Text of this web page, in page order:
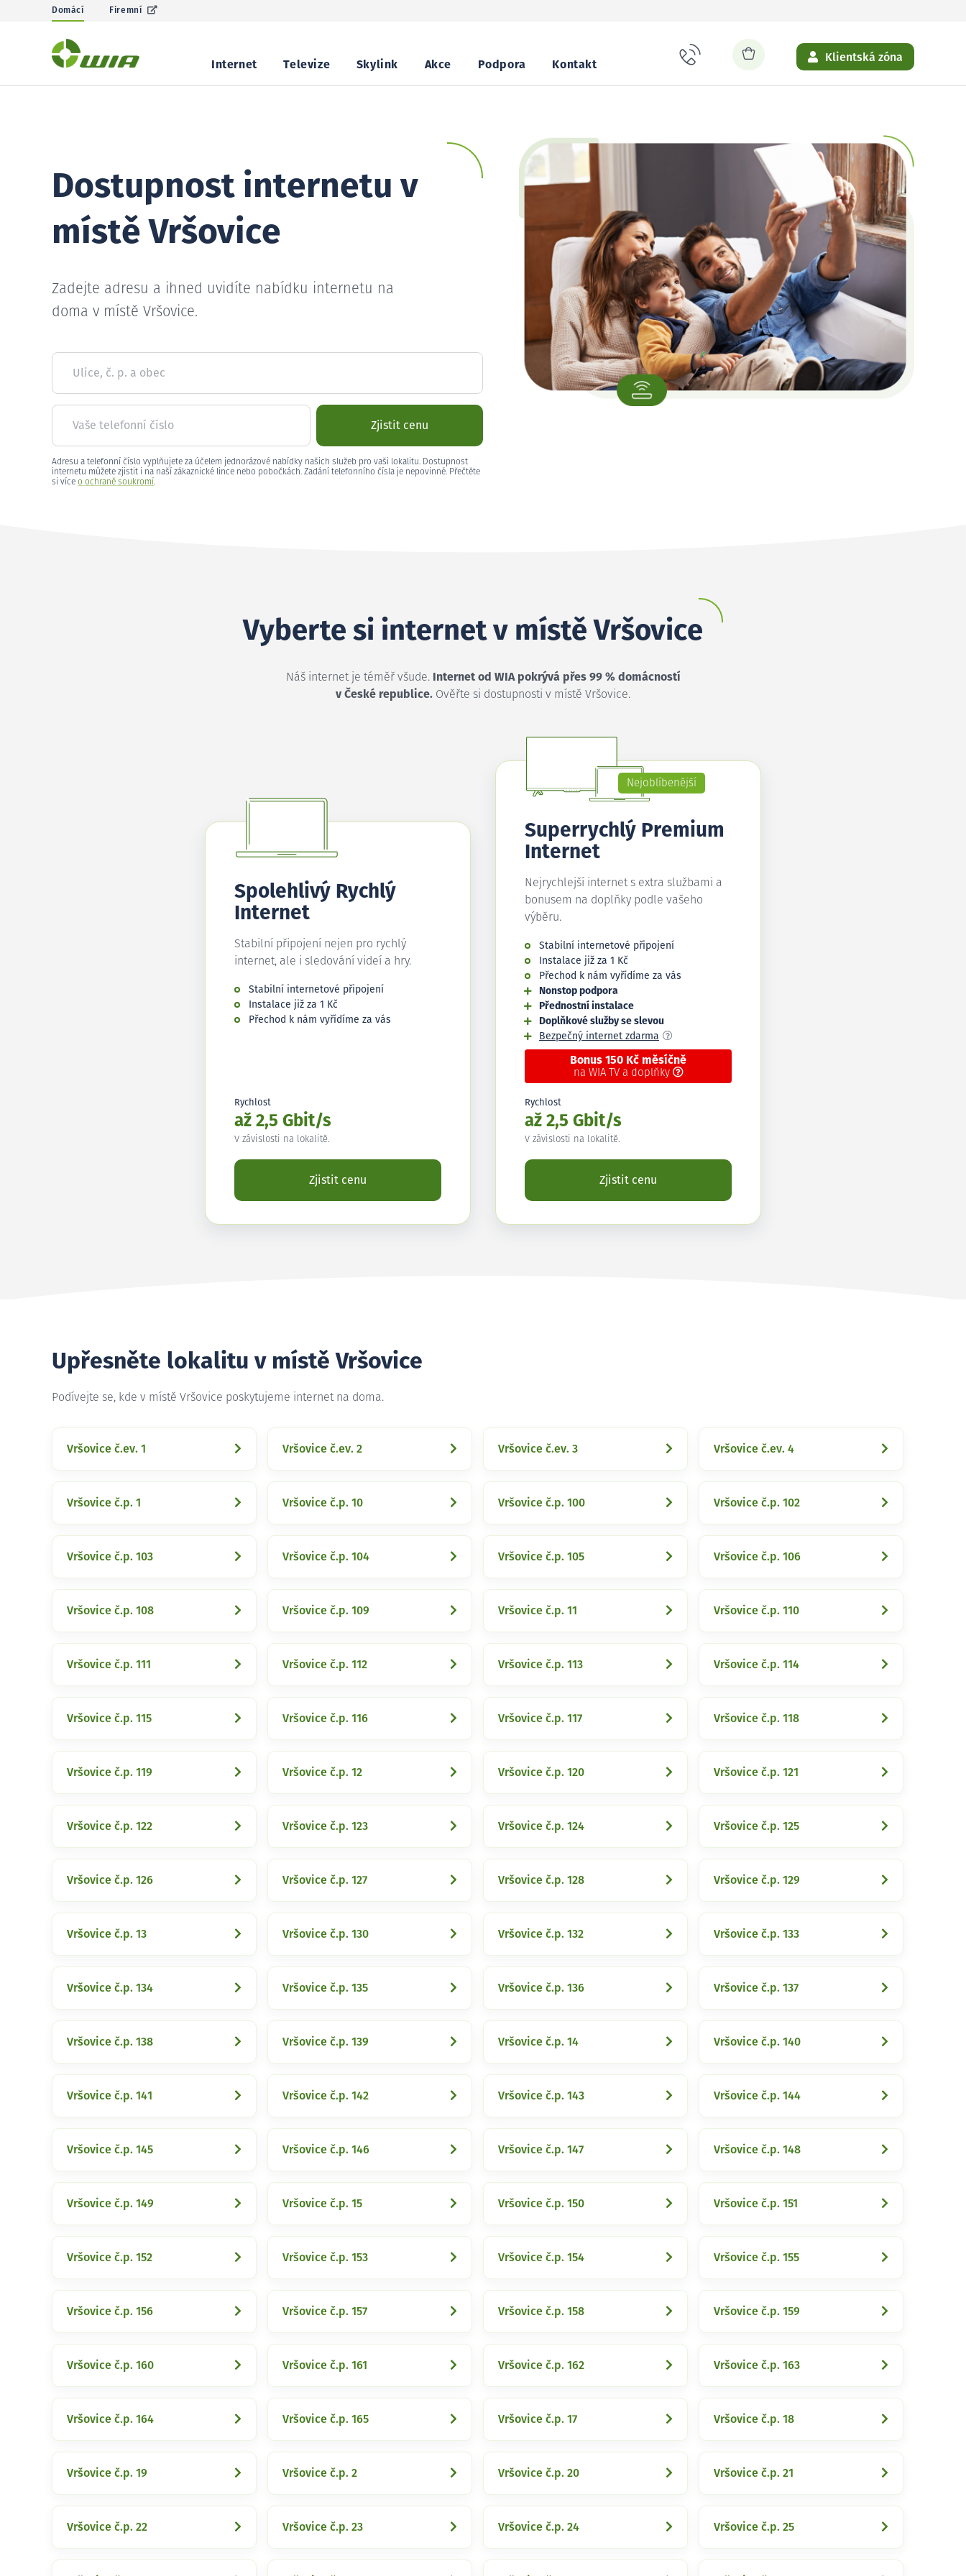
Domácí Firemní
Internet Televize Skylink Akce Podpora Kontakt
Klientská zóna
Dostupnost internetu v
místě Vršovice
Zadejte adresu a ihned uvidíte nabídku internetu na
doma v místě Vršovice.
Ulice, č. p. a obec
Vaše telefonní číslo Zjistit cenu
Adresu a telefonní číslo vyplňujete za účelem jednorázové nabídky našich služeb pro vaši lokalitu. Dostupnost
internetu můžete zjistit i na naší zákaznické lince nebo pobočkách. Zadání telefonního čísla je nepovinné. Přečtěte
si více o ochraně soukromí.
Vyberte si internet v místě Vršovice
Náš internet je téměř všude.
Internet od WIA pokrývá přes 99 % domácností
v České republice. Ověřte si dostupnosti v místě Vršovice.
Spolehlivý Rychlý
Internet
Stabilní připojení nejen pro rychlý
internet, ale i sledování videí a hry.
Stabilní internetové připojení
Instalace již za 1 Kč
Přechod k nám vyřídíme za vás
Rychlost
až 2,5 Gbit/s
V závislosti na lokalitě.
Zjistit cenu
Nejoblíbenější
Superrychlý Premium
Internet
Nejrychlejší internet s extra službami a
bonusem na doplňky podle vašeho
výběru.
Stabilní internetové připojení
Instalace již za 1 Kč
Přechod k nám vyřídíme za vás
Nonstop podpora
Přednostní instalace
Doplňkové služby se slevou
Bezpečný internet zdarma
Bonus 150 Kč měsíčně
na WIA TV a doplňky
Rychlost
až 2,5 Gbit/s
V závislosti na lokalitě.
Zjistit cenu
Upřesněte lokalitu v místě Vršovice
Podívejte se, kde v místě Vršovice poskytujeme internet na doma.
Vršovice č.ev. 1 Vršovice č.ev. 2 Vršovice č.ev. 3 Vršovice č.ev. 4
Vršovice č.p. 1 Vršovice č.p. 10 Vršovice č.p. 100 Vršovice č.p. 102
Vršovice č.p. 103 Vršovice č.p. 104 Vršovice č.p. 105 Vršovice č.p. 106
Vršovice č.p. 108 Vršovice č.p. 109 Vršovice č.p. 11 Vršovice č.p. 110
Vršovice č.p. 111 Vršovice č.p. 112 Vršovice č.p. 113 Vršovice č.p. 114
Vršovice č.p. 115 Vršovice č.p. 116 Vršovice č.p. 117 Vršovice č.p. 118
Vršovice č.p. 119 Vršovice č.p. 12 Vršovice č.p. 120 Vršovice č.p. 121
Vršovice č.p. 122 Vršovice č.p. 123 Vršovice č.p. 124 Vršovice č.p. 125
Vršovice č.p. 126 Vršovice č.p. 127 Vršovice č.p. 128 Vršovice č.p. 129
Vršovice č.p. 13 Vršovice č.p. 130 Vršovice č.p. 132 Vršovice č.p. 133
Vršovice č.p. 134 Vršovice č.p. 135 Vršovice č.p. 136 Vršovice č.p. 137
Vršovice č.p. 138 Vršovice č.p. 139 Vršovice č.p. 14 Vršovice č.p. 140
Vršovice č.p. 141 Vršovice č.p. 142 Vršovice č.p. 143 Vršovice č.p. 144
Vršovice č.p. 145 Vršovice č.p. 146 Vršovice č.p. 147 Vršovice č.p. 148
Vršovice č.p. 149 Vršovice č.p. 15 Vršovice č.p. 150 Vršovice č.p. 151
Vršovice č.p. 152 Vršovice č.p. 153 Vršovice č.p. 154 Vršovice č.p. 155
Vršovice č.p. 156 Vršovice č.p. 157 Vršovice č.p. 158 Vršovice č.p. 159
Vršovice č.p. 160 Vršovice č.p. 161 Vršovice č.p. 162 Vršovice č.p. 163
Vršovice č.p. 164 Vršovice č.p. 165 Vršovice č.p. 17 Vršovice č.p. 18
Vršovice č.p. 19 Vršovice č.p. 2 Vršovice č.p. 20 Vršovice č.p. 21
Vršovice č.p. 22 Vršovice č.p. 23 Vršovice č.p. 24 Vršovice č.p. 25